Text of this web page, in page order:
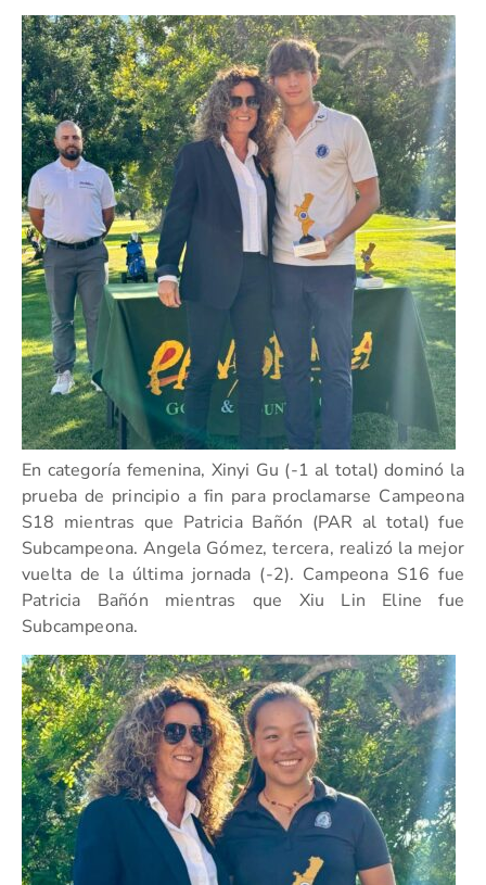
En categoría femenina, Xinyi Gu (-1 al total) dominó la
prueba de principio a fin para proclamarse Campeona
S18 mientras que Patricia Bañón (PAR al total) fue
Subcampeona. Angela Gómez, tercera, realizó la mejor
vuelta de la última jornada (-2). Campeona S16 fue
Patricia Bañón mientras que Xiu Lin Eline fue
Subcampeona.